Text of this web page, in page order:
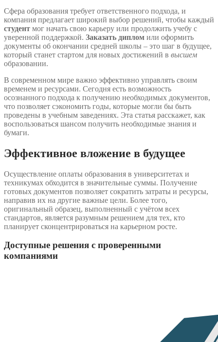
Сфера образования требует ответственного подхода, и
компания предлагает широкий выбор решений, чтобы каждый
студент мог начать свою карьеру или продолжить учебу с
уверенной поддержкой. Заказать диплом или оформить
документы об окончании средней школы – это шаг в будущее,
который станет стартом для новых достижений в высшем
образовании.
В современном мире важно эффективно управлять своим
временем и ресурсами. Сегодня есть возможность
осознанного подхода к получению необходимых документов,
что позволяет сэкономить годы, которые могли бы быть
проведены в учебным заведениях. Эта статья расскажет, как
воспользоваться шансом получить необходимые знания и
бумаги.
Эффективное вложение в будущее
Осуществление оплаты образования в университетах и
техникумах обходится в значительные суммы. Получение
готовых документов позволяет сократить затраты и ресурсы,
направив их на другие важные цели. Более того,
оригинальный образец, выполненный с учётом всех
стандартов, является разумным решением для тех, кто
планирует сконцентрироваться на карьерном росте.
Доступные решения с проверенными
компаниями